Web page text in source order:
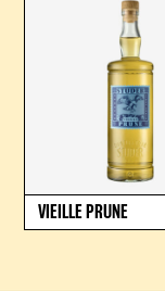
VIEILLE PRUNE